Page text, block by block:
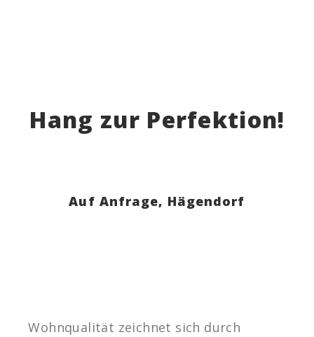
Hang zur Perfektion!
Auf Anfrage, Hägendorf
Wohnqualität zeichnet sich durch